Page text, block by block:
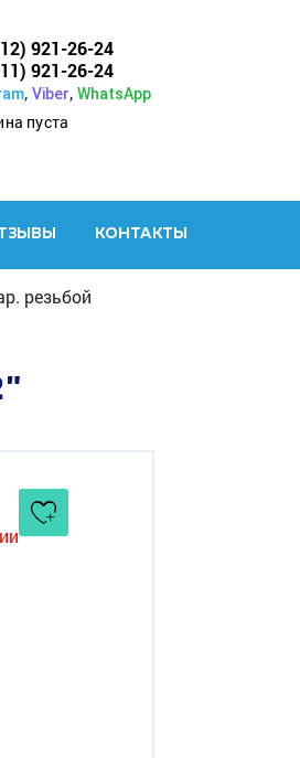
921-26-24
921-26-24
, Viber, WhatsApp
пуста
КОНТАКТЫ
резьбой